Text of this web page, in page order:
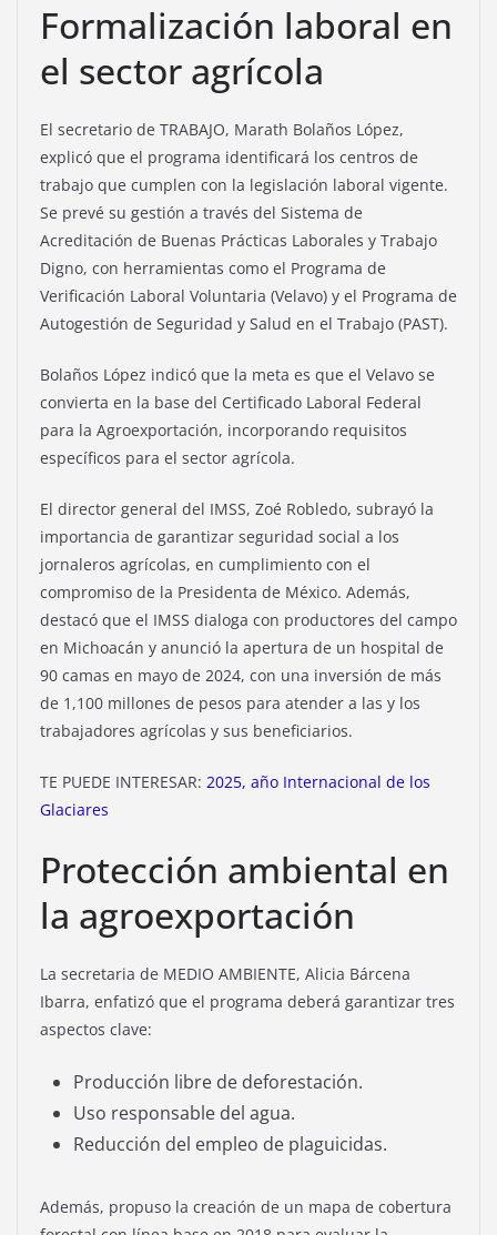
Formalización laboral en
el sector agrícola
El secretario de TRABAJO, Marath Bolaños López,
explicó que el programa identificará los centros de
trabajo que cumplen con la legislación laboral vigente.
Se prevé su gestión a través del Sistema de
Acreditación de Buenas Prácticas Laborales y Trabajo
Digno, con herramientas como el Programa de
Verificación Laboral Voluntaria (Velavo) y el Programa de
Autogestión de Seguridad y Salud en el Trabajo (PAST).
Bolaños López indicó que la meta es que el Velavo se
convierta en la base del Certificado Laboral Federal
para la Agroexportación, incorporando requisitos
específicos para el sector agrícola.
El director general del IMSS, Zoé Robledo, subrayó la
importancia de garantizar seguridad social a los
jornaleros agrícolas, en cumplimiento con el
compromiso de la Presidenta de México. Además,
destacó que el IMSS dialoga con productores del campo
en Michoacán y anunció la apertura de un hospital de
90 camas en mayo de 2024, con una inversión de más
de 1,100 millones de pesos para atender a las y los
trabajadores agrícolas y sus beneficiarios.
TE PUEDE INTERESAR: 2025, año Internacional de los
Glaciares
Protección ambiental en
la agroexportación
La secretaria de MEDIO AMBIENTE, Alicia Bárcena
Ibarra, enfatizó que el programa deberá garantizar tres
aspectos clave:
Producción libre de deforestación.
Uso responsable del agua.
Reducción del empleo de plaguicidas.
Además, propuso la creación de un mapa de cobertura